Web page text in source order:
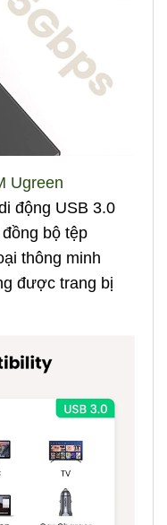
Ugreen
động USB 3.0
bộ tệp
thông minh
được trang bị